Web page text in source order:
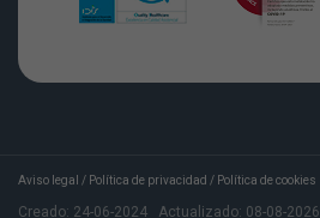
Aviso legal / Política de privacidad / Política de cookies
Creado: 24-06-2024 Actualizado: 08-08-2026